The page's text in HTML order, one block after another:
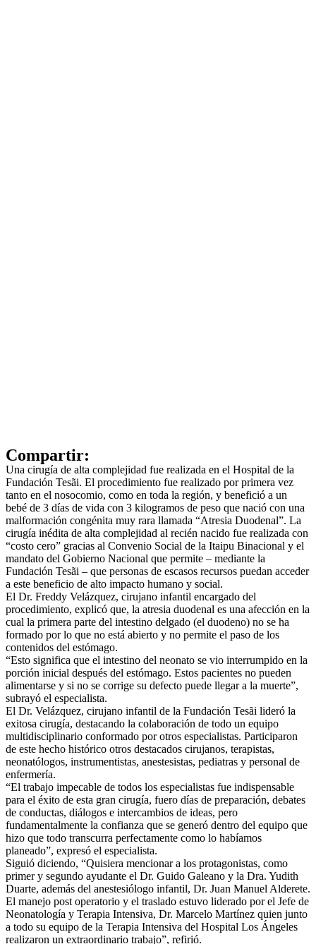
Compartir:
Una cirugía de alta complejidad fue realizada en el Hospital de la
Fundación Tesãi. El procedimiento fue realizado por primera vez
tanto en el nosocomio, como en toda la región, y benefició a un
bebé de 3 días de vida con 3 kilogramos de peso que nació con una
malformación congénita muy rara llamada “Atresia Duodenal”. La
cirugía inédita de alta complejidad al recién nacido fue realizada con
“costo cero” gracias al Convenio Social de la Itaipu Binacional y el
mandato del Gobierno Nacional que permite – mediante la
Fundación Tesãi – que personas de escasos recursos puedan acceder
a este beneficio de alto impacto humano y social.
El Dr. Freddy Velázquez, cirujano infantil encargado del
procedimiento, explicó que, la atresia duodenal es una afección en la
cual la primera parte del intestino delgado (el duodeno) no se ha
formado por lo que no está abierto y no permite el paso de los
contenidos del estómago.
“Esto significa que el intestino del neonato se vio interrumpido en la
porción inicial después del estómago. Estos pacientes no pueden
alimentarse y si no se corrige su defecto puede llegar a la muerte”,
subrayó el especialista.
El Dr. Velázquez, cirujano infantil de la Fundación Tesãi lideró la
exitosa cirugía, destacando la colaboración de todo un equipo
multidisciplinario conformado por otros especialistas. Participaron
de este hecho histórico otros destacados cirujanos, terapistas,
neonatólogos, instrumentistas, anestesistas, pediatras y personal de
enfermería.
“El trabajo impecable de todos los especialistas fue indispensable
para el éxito de esta gran cirugía, fuero días de preparación, debates
de conductas, diálogos e intercambios de ideas, pero
fundamentalmente la confianza que se generó dentro del equipo que
hizo que todo transcurra perfectamente como lo habíamos
planeado”, expresó el especialista.
Siguió diciendo, “Quisiera mencionar a los protagonistas, como
primer y segundo ayudante el Dr. Guido Galeano y la Dra. Yudith
Duarte, además del anestesiólogo infantil, Dr. Juan Manuel Alderete.
El manejo post operatorio y el traslado estuvo liderado por el Jefe de
Neonatología y Terapia Intensiva, Dr. Marcelo Martínez quien junto
a todo su equipo de la Terapia Intensiva del Hospital Los Ángeles
realizaron un extraordinario trabajo”, refirió.